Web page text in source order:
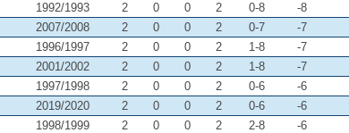
1992/1993 2 0 0 2 0-8 -8
2007/2008 2 0 0 2 0-7 -7
1996/1997 2 0 0 2 1-8 -7
2001/2002 2 0 0 2 1-8 -7
1997/1998 2 0 0 2 0-6 -6
2019/2020 2 0 0 2 0-6 -6
1998/1999 2 0 0 2 2-8 -6